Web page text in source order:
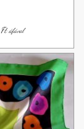
FtÁrtartomány:
18
-
000 Ft
áfával